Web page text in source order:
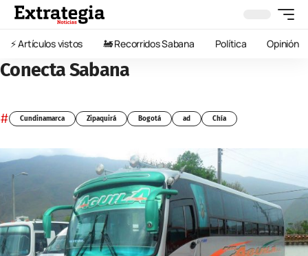
⚡️ Artículos vistos 🚂 Recorridos Sabana Política Opinión
Conecta Sabana
# Cundinamarca Zipaquirá Bogotá ad Chía